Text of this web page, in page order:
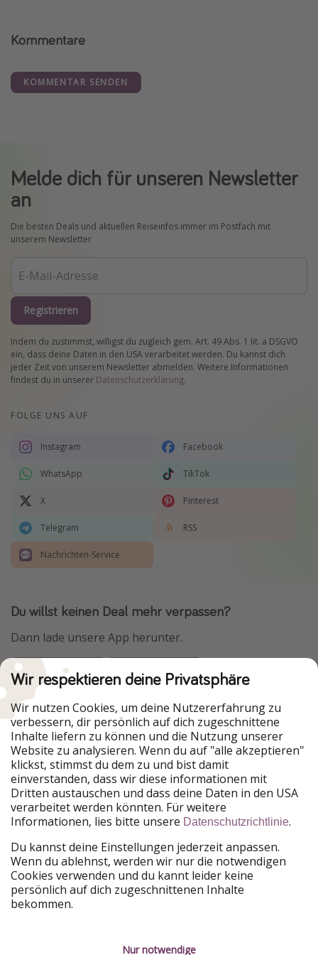
Kommentare
KOMMENTAR SENDEN
Melde dich für unseren Newsletter
an
Die besten Deals und aktuellen Reiseinfos immer im Postfach mit
unserem Newsletter
Registrieren
Indem du zustimmst, willigst du zugleich gem. Art. 49 Abs. 1 lit. a DSGVO
ein, dass deine Daten in den USA verarbeitet werden. Du kannst dich
jeder Zeit von unserem Newsletter abmelden. Weitere Informationen
findest du in unserer Datenschutzerklärung.
FOLGE UNS AUF
Instagram Facebook
WhatsApp TikTok
X Pinterest
Telegram RSS
Nachrichten-Service
Du willst keinen Deal mehr verpassen?
Dann lade unsere App herunter.
Urlaubspiraten ist Teil der HolidayPirates Group
Unsere Märkte
PiratinViaggio
HolidayPirates
VakantiePiraten
WakacyjniPiraci
VoyagesPirates
Ferienpiraten
Urlaubspiraten
ViajerosPiratas
TravelPirates
HolidayPirates Group
Lerne uns kennen
Über uns
Rechtliches
Wir respektieren deine Privatsphäre
Wir nutzen Cookies, um deine Nutzererfahrung zu
verbessern, dir persönlich auf dich zugeschnittene
Inhalte liefern zu können und die Nutzung unserer
Website zu analysieren. Wenn du auf "alle akzeptieren"
klickst, stimmst du dem zu und bist damit
einverstanden, dass wir diese informationen mit
Dritten austauschen und dass deine Daten in den USA
verarbeitet werden könnten. Für weitere
Informationen, lies bitte unsere Datenschutzrichtlinie.
Du kannst deine Einstellungen jederzeit anpassen.
Wenn du ablehnst, werden wir nur die notwendigen
Cookies verwenden und du kannt leider keine
persönlich auf dich zugeschnittenen Inhalte
bekommen.
Nur notwendige